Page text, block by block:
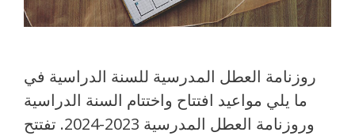
روزنامة العطل المدرسية للسنة الدراسية في
ما يلي مواعيد افتتاح واختتام السنة الدراسية
وروزنامة العطل المدرسية 2023-2024. تفتتح